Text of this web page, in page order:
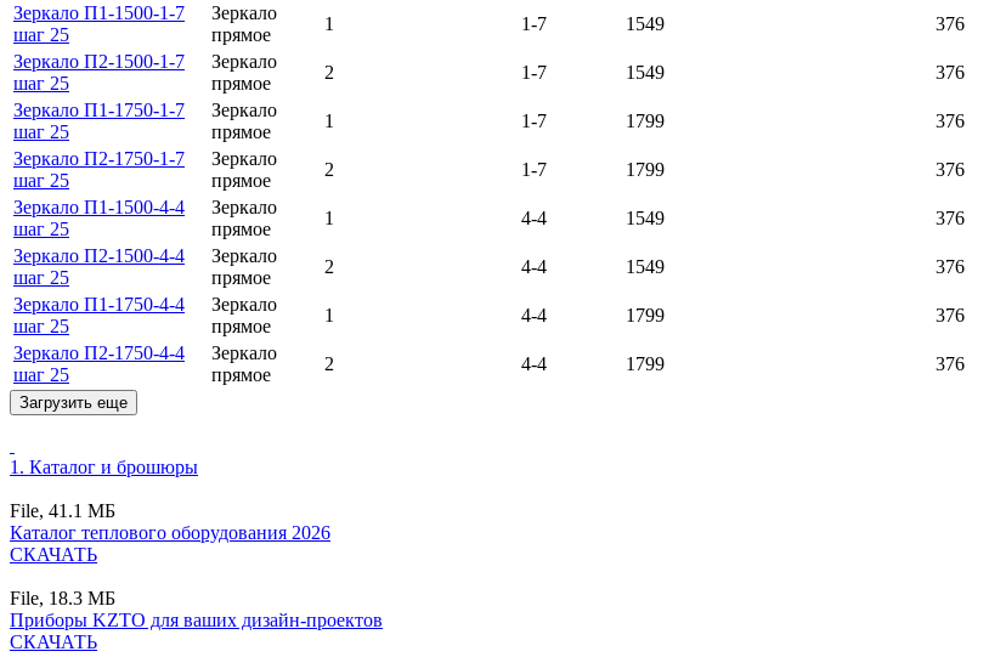
Зеркало П1-1500-1-7
шаг 25
Зеркало
прямое
1 1-7 1549 376
Зеркало П2-1500-1-7
шаг 25
Зеркало
прямое
2 1-7 1549 376
Зеркало П1-1750-1-7
шаг 25
Зеркало
прямое
1 1-7 1799 376
Зеркало П2-1750-1-7
шаг 25
Зеркало
прямое
2 1-7 1799 376
Зеркало П1-1500-4-4
шаг 25
Зеркало
прямое
1 4-4 1549 376
Зеркало П2-1500-4-4
шаг 25
Зеркало
прямое
2 4-4 1549 376
Зеркало П1-1750-4-4
шаг 25
Зеркало
прямое
1 4-4 1799 376
Зеркало П2-1750-4-4
шаг 25
Зеркало
прямое
2 4-4 1799 376
Загрузить еще
1. Каталог и брошюры
File, 41.1 MБ
Каталог теплового оборудования 2026
СКАЧАТЬ
File, 18.3 MБ
Приборы KZTO для ваших дизайн-проектов
СКАЧАТЬ